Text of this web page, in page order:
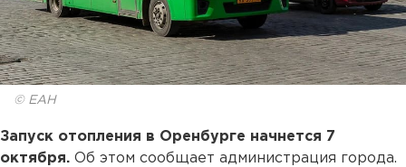
© ЕАН
Запуск отопления в Оренбурге начнется 7
октября. Об этом сообщает администрация города.